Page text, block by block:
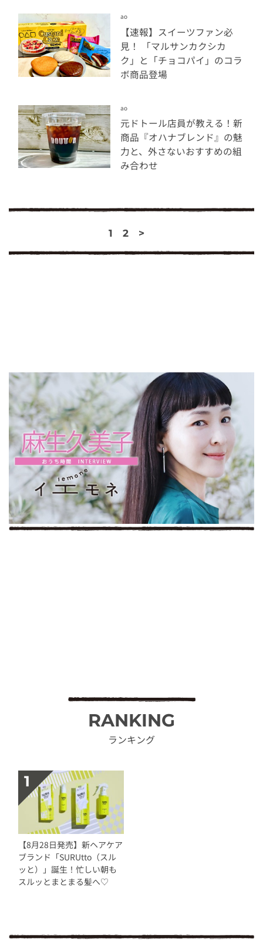
ao
【速報】スイーツファン必
見！ 「マルサンカクシカ
ク」と「チョコパイ」のコラ
ボ商品登場
ao
元ドトール店員が教える！新
商品『オハナブレンド』の魅
力と、外さないおすすめの組
み合わせ
1 2 >
RANKING
ランキング
【8月28日発売】新ヘアケア
ブランド「SURUtto（スル
ッと）」誕生！忙しい朝も
スルッとまとまる髪へ♡